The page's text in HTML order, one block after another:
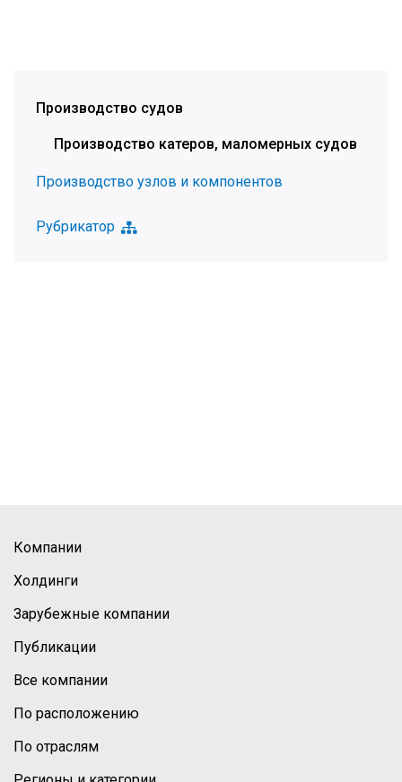
Производство судов
Производство катеров, маломерных судов
Производство узлов и компонентов
Рубрикатор
Компании
Холдинги
Зарубежные компании
Публикации
Все компании
По расположению
По отраслям